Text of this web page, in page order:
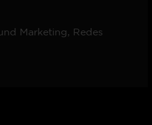
Marketing, Redes